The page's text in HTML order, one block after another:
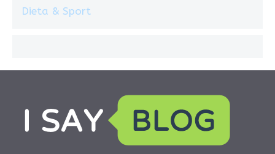
Dieta & Sport